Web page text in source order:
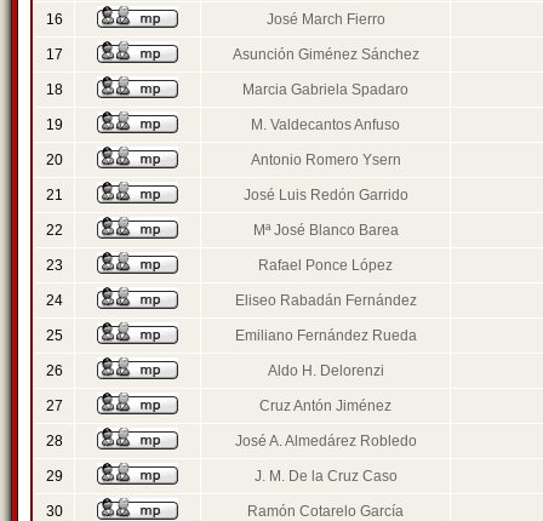
16 José March Fierro
17 Asunción Giménez Sánchez
18 Marcia Gabriela Spadaro
19 M. Valdecantos Anfuso
20 Antonio Romero Ysern
21 José Luis Redón Garrido
22 Mª José Blanco Barea
23 Rafael Ponce López
24 Eliseo Rabadán Fernández
25 Emiliano Fernández Rueda
26 Aldo H. Delorenzi
27 Cruz Antón Jiménez
28 José A. Almedárez Robledo
29 J. M. De la Cruz Caso
30 Ramón Cotarelo García